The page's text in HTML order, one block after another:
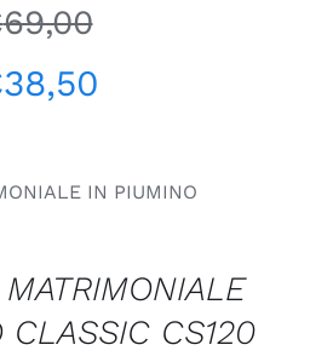
69,00
38,50
AL CARRELLO
/
CS120